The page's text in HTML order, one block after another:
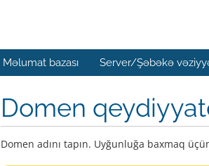
Məlumat bazası Server/Şəbəkə
Domen
Domen adını tapın. Uyğunluğa baxmaq